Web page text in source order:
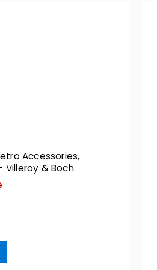
Accessories,
Villeroy & Boch